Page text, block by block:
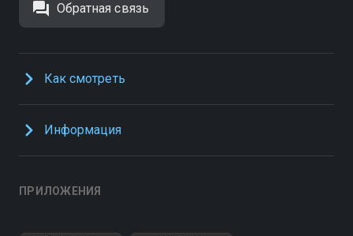
Обратная связь
Как смотреть
Информация
ПРИЛОЖЕНИЯ